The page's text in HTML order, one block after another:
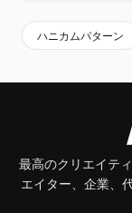
ハニカムパターン
最高のクリエイテ
エイター、企業、